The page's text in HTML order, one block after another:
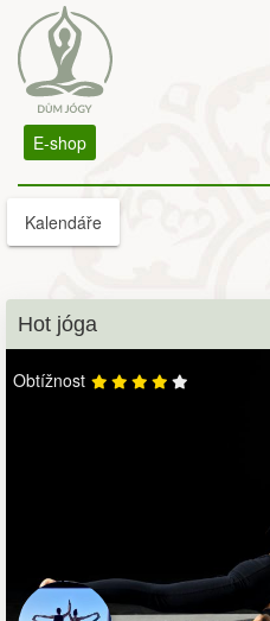
E-shop
Kalendáře
Hot jóga
Obtížnost